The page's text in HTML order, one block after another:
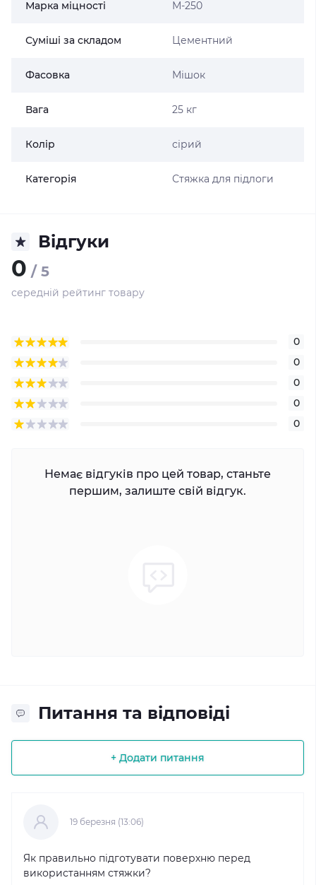
Марка міцності М-250
Суміші за складом Цементний
Фасовка Мішок
Вага 25 кг
Колір сірий
Категорія Стяжка для підлоги
Відгуки
0 / 5
середній рейтинг товару
0
0
0
0
0
Немає відгуків про цей товар, станьте
першим, залиште свій відгук.
Питання та відповіді
+ Додати питання
19 березня (13:06)
Як правильно підготувати поверхню перед
використанням стяжки?